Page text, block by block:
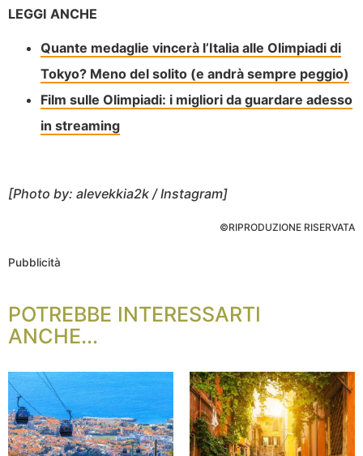
LEGGI ANCHE
Quante medaglie vincerà l’Italia alle Olimpiadi di
Tokyo? Meno del solito (e andrà sempre peggio)
Film sulle Olimpiadi: i migliori da guardare adesso
in streaming
[Photo by: alevekkia2k / Instagram]
©RIPRODUZIONE RISERVATA
Pubblicità
POTREBBE INTERESSARTI
ANCHE...